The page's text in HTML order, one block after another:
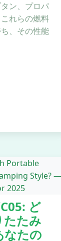
ン、プロパ
れらの燃料
、その性能
ど
たたみ
なたの